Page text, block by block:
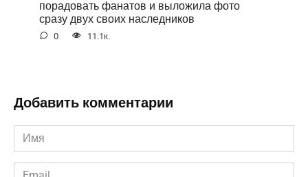
порадовать фанатов и выложила фото
сразу двух своих наследников
0 11.1к.
Добавить комментарии
Имя
*
Email